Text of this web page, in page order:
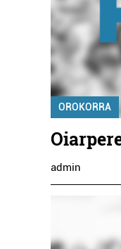
OROKORRA
admin